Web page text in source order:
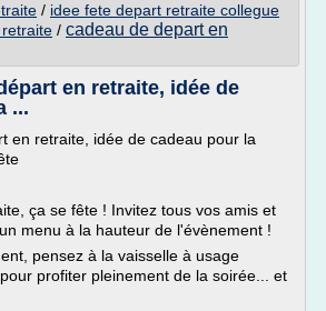
/ idee fete depart retraite collegue
/ cadeau de depart en
en retraite, idée de
...
en retraite, idée de cadeau pour la
ça se fête ! Invitez tous vos amis et
menu à la hauteur de l'évènement !
pensez à la vaisselle à usage
profiter pleinement de la soirée... et